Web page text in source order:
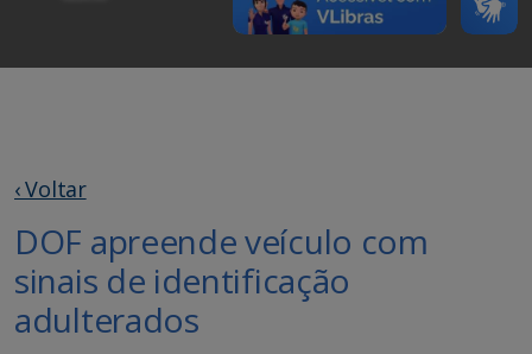
‹ Voltar
DOF apreende veículo com
sinais de identificação
adulterados